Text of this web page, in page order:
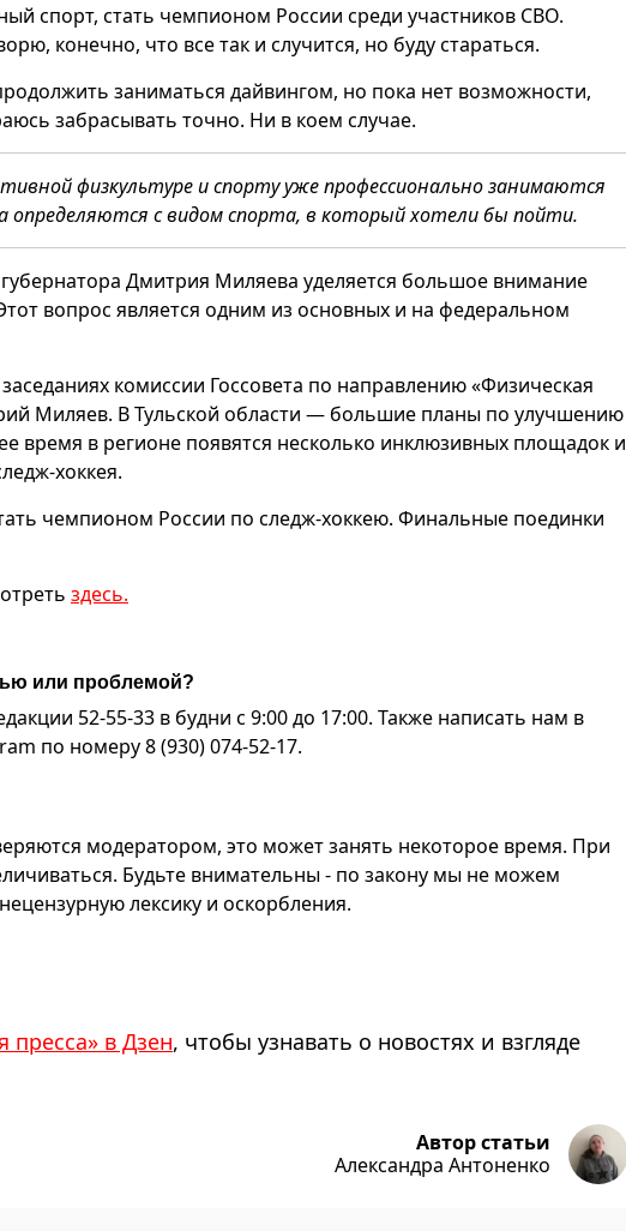
спорт, стать чемпионом России среди участников СВО.
конечно, что все так и случится, но буду стараться.
заниматься дайвингом, но пока нет возможности,
забрасывать точно. Ни в коем случае.
физкультуре и спорту уже профессионально занимаются
определяются с видом спорта, в который хотели бы пойти.
Дмитрия Миляева уделяется большое внимание
вопрос является одним из основных и на федеральном
комиссии Госсовета по направлению «Физическая
Миляев. В Тульской области — большие планы по улучшению
время в регионе появятся несколько инклюзивных площадок и
хоккея.
чемпионом России по следж-хоккею. Финальные поединки
здесь.
или проблемой?
52-55-33 в будни с 9:00 до 17:00. Также написать нам в
по номеру 8 (930) 074-52-17.
модератором, это может занять некоторое время. При
Будьте внимательны - по закону мы не можем
лексику и оскорбления.
пресса» в Дзен, чтобы узнавать о новостях и взгляде
Автор статьи
Александра Антоненко